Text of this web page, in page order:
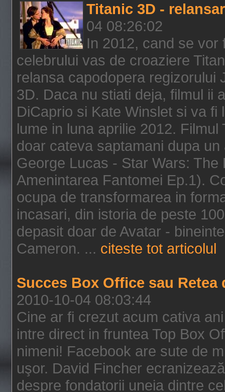
Titanic 3D -
04 08:26:02
In 2012, cand se
celebrului vas de croaziere
relansa capodopera regizorului
3D. Daca nu stiati deja, filmul ii
DiCaprio si Kate Winslet si va
lume in luna aprilie 2012.
doar cateva saptamani dupa
George Lucas - Star Wars:
Amenintarea Fantomei Ep.1).
ocupa de transformarea in
incasari, din istoria de peste
depasit doar de Avatar -
Cameron. ... citeste tot articolul
Succes Box Office sau Retea
2010-10-04 08:03:44
Cine ar fi crezut acum cativa
intre direct in fruntea Top Box
nimeni! Facebook are sute de
uşor. David Fincher
despre fondatorii uneia dintre